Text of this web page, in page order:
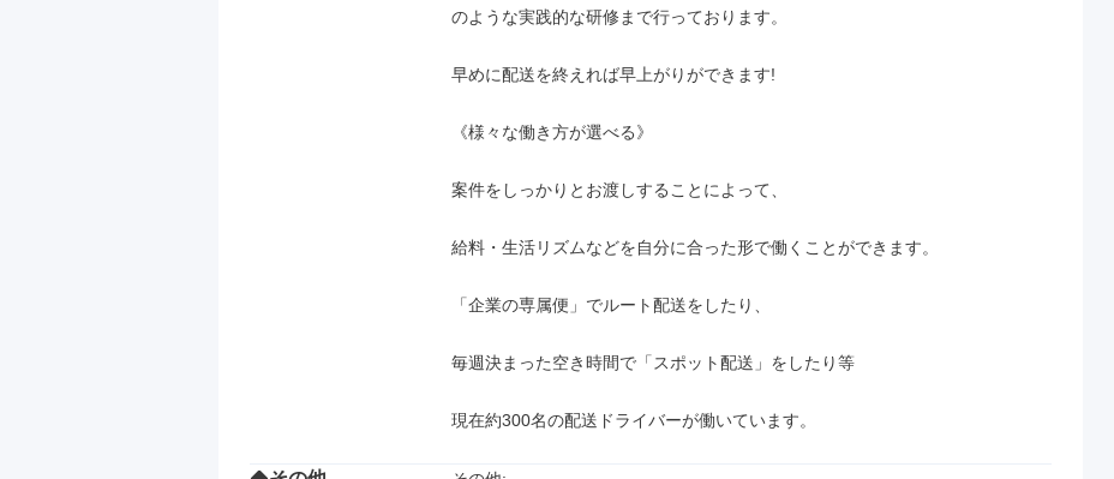
のような実践的な研修まで行っております。
早めに配送を終えれば早上がりができます!
《様々な働き方が選べる》
案件をしっかりとお渡しすることによって、
給料・生活リズムなどを自分に合った形で働くことができます。
「企業の専属便」でルート配送をしたり、
毎週決まった空き時間で「スポット配送」をしたり等
現在約300名の配送ドライバーが働いています。